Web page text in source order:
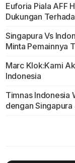
Euforia Piala AFF
Dukungan
Singapura Vs
Minta Pemainnya
Marc Klok:Kami
Indonesia
Timnas Indonesia
dengan